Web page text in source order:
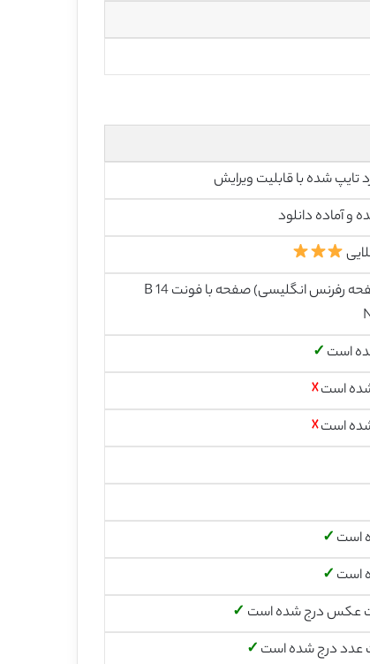
و آماده دانلود
24 (1 صفحه رفرنس انگلیسی) صفحه با فونت 14 B
است ✓
است☓
است☓
است ✓
است ✓
عکس درج شده است ✓
عدد درج شده است ✓